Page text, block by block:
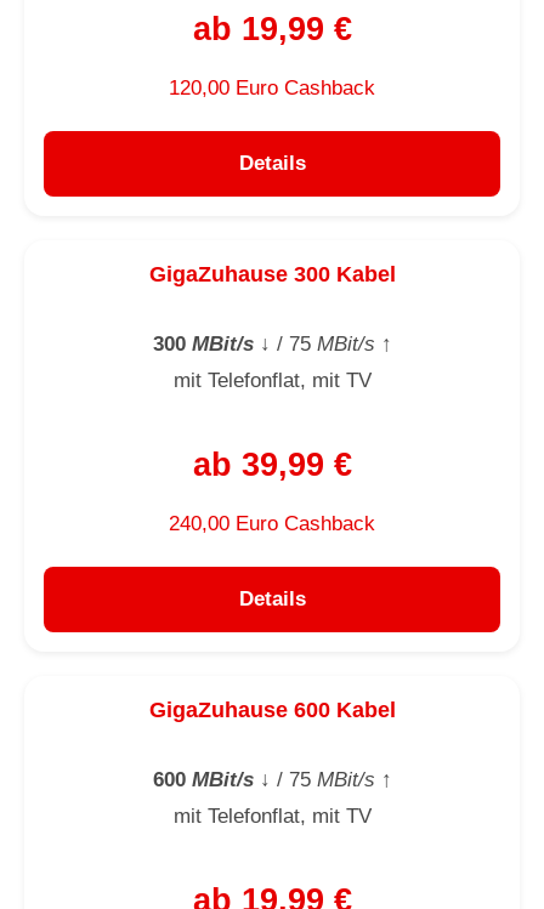
ab 19,99 €
120,00 Euro Cashback
Details
GigaZuhause 300 Kabel
300MBit/s↓ / 75MBit/s ↑
mit Telefonflat, mit TV
ab 39,99 €
240,00 Euro Cashback
Details
GigaZuhause 600 Kabel
600MBit/s↓ / 75MBit/s ↑
mit Telefonflat, mit TV
ab 19,99 €